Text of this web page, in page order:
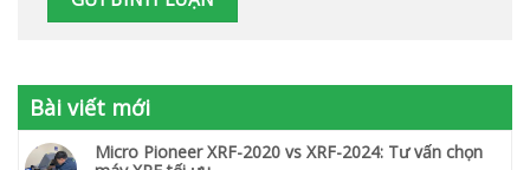
Bài viết mới
Micro Pioneer XRF-2020 vs XRF-2024: Tư vấn chọn